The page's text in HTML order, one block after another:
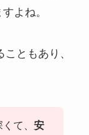
よね。
こともあり、
て、 安